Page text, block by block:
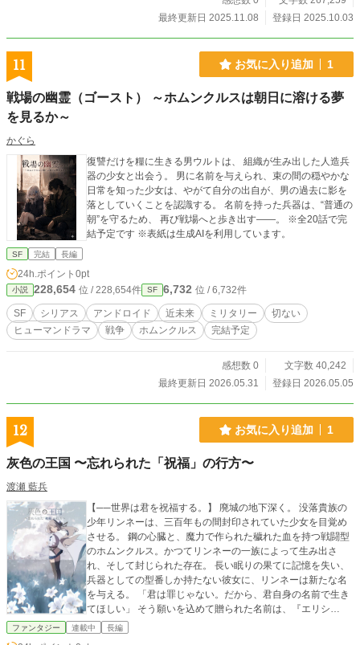
最終更新日 2025.11.08
登録日 2025.10.03
11 お気に入り追加 1
戦場の幽霊（ゴースト） ～ホムンクルスは朝日に溶ける夢
を見るか～
かぐら
復讐だけを糧に生きる男ウルトは、 組織が生み出した人造兵
器の少女と出会う。 男に名前を与えられ、束の間の穏やかな
日常を知った少女は、やがて自分の出自が、男の過去に影を
落としていくことを認識する。 名前を持った兵器は、“普通の
朝”を守るため、 再び戦場へと歩き出す――。 ※全20話で完
結予定です ※表紙は生成AIを利用しています。
SF 完結 長編
24h.ポイント 0pt
小説 228,654 位 / 228,654件 SF 6,732 位 / 6,732件
SF シリアス アンドロイド 近未来 ミリタリー
切ない
ヒューマンドラマ
戦争 ホムンクルス 完結予定
感想数 0
文字数 40,242
最終更新日 2026.05.31
登録日 2026.05.05
12 お気に入り追加 1
灰色の王国 〜忘れられた「祝福」の行方〜
渡瀬 藍兵
【──世界は君を祝福する。】 廃城の地下深く。 没落貴族の
少年リンネーは、三百年もの間封印されていた少女を目覚め
させる。 鋼の心臓と、魔力で作られた穢れた血を持つ戦闘型
のホムンクルス。かつてリンネーの一族によって生み出さ
れ、そして封じられた存在。 長い眠りの果てに記憶を失い、
兵器としての型番しか持たない彼女に、リンネーは新たな名
を与える。 「君は罪じゃない。だから、君自身の名前で生き
てほしい」 そう願いを込めて贈られた名前は、『エリシ
ア』。 なぜ世界は変わり果てたのか。 なぜ彼女は封印された
ファンタジー 連載中 長編